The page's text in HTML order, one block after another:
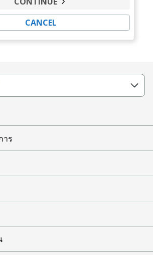
CANCEL
าร